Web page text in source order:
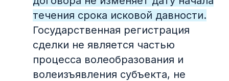
течения срока исковой давности.
Государственная регистрация
сделки не является частью
процесса волеобразования и
волеизъявления субъекта, не
© 2004–2025, ООО «ФПБ Гардиум».
Все права защищены. В составе
группы компаний WiseAdvice
ООО «ФПБ Гардиум»